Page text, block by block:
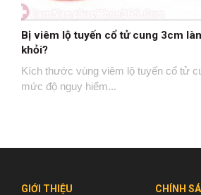
Bị viêm lộ tuyến cổ tử cung 3cm
khỏi?
Kích thước vùng viêm lộ tuyến cổ tử
mức độ nguy hiểm...
GIỚI THIỆU CHÍNH